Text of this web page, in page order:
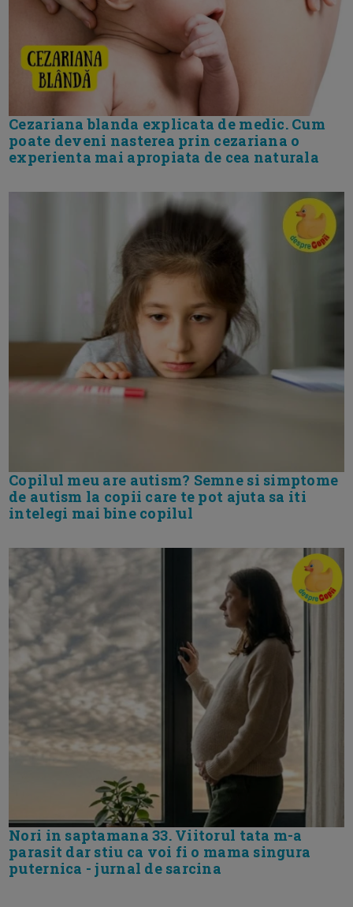
Cezariana blanda explicata de medic. Cum
poate deveni nasterea prin cezariana o
experienta mai apropiata de cea naturala
Copilul meu are autism? Semne si simptome
de autism la copii care te pot ajuta sa iti
intelegi mai bine copilul
Nori in saptamana 33. Viitorul tata m-a
parasit dar stiu ca voi fi o mama singura
puternica - jurnal de sarcina